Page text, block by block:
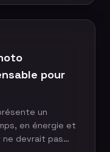
sait
de raconter
photo
reportage
pour
un
en énergie et
devrait pas